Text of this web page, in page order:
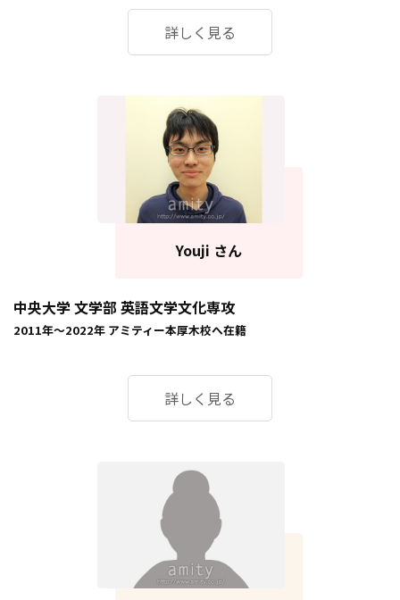
詳しく見る
Youji さん
中央大学 文学部 英語文学文化専攻
2011年～2022年 アミティー本厚木校へ在籍
詳しく見る